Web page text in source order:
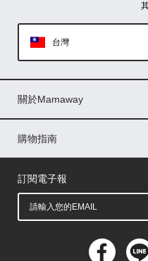
台灣
印尼
菲律賓
馬來西亞
關於Mamaway
門市據點
最新消息
品牌故事
人力招募
媒體花絮
隱私權聲明
CSR企業社會責任
購物指南
購物常見問題
退換貨問題
儲值金使用條款
購買儲值金
發票問題
會員權益
線上留言
吸乳器-免費體驗
訂閱電子報